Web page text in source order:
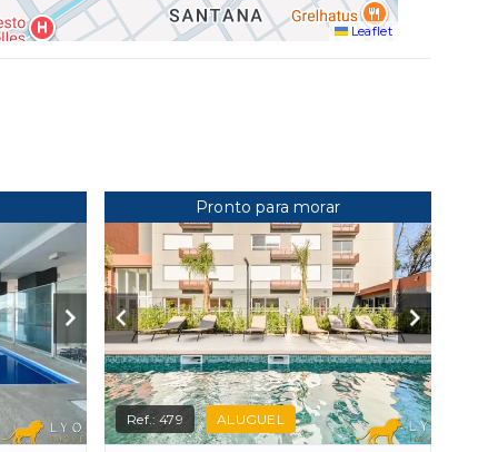
Leaflet
Pronto para morar
Ref.:479 ALUGUEL